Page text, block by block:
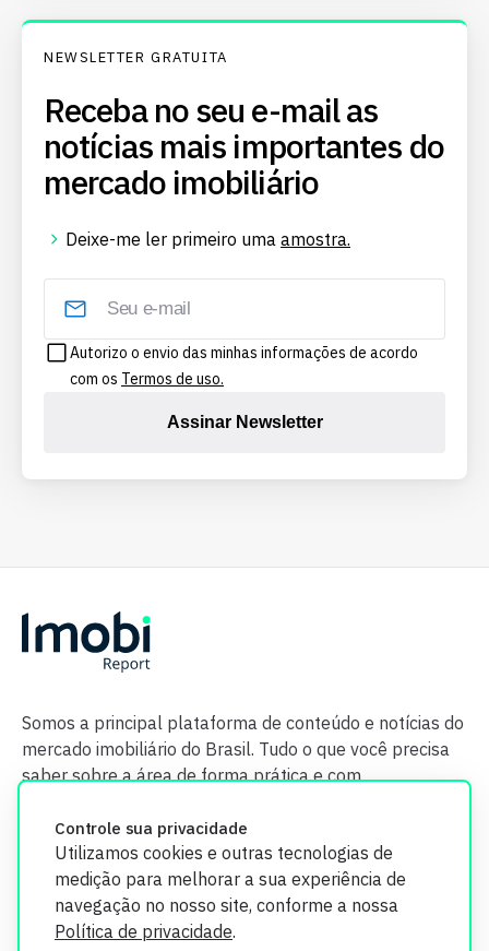
Controle sua privacidade
Utilizamos cookies e outras tecnologias de
medição para melhorar a sua experiência de
navegação no nosso site, conforme a nossa
Política de privacidade.
NEWSLETTER GRATUITA
Receba no seu e-mail as
notícias mais importantes do
mercado imobiliário
Deixe-me ler primeiro uma amostra.
Autorizo o envio das minhas informações de acordo
com os Termos de uso.
Assinar Newsletter
Somos a principal plataforma de conteúdo e notícias do
mercado imobiliário do Brasil. Tudo o que você precisa
saber sobre a área de forma prática e com